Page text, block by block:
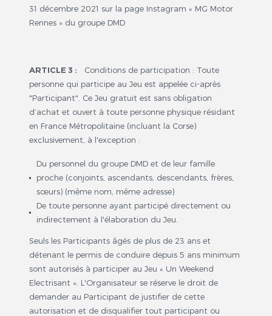
31 décembre 2021 sur la page Instagram « MG Motor
Rennes » du groupe DMD
ARTICLE 3 : Conditions de participation : Toute
personne qui participe au Jeu est appelée ci-après
"Participant". Ce Jeu gratuit est sans obligation
d’achat et ouvert à toute personne physique résidant
en France Métropolitaine (incluant la Corse)
exclusivement, à l'exception :
Du personnel du groupe DMD et de leur famille
proche (conjoints, ascendants, descendants, frères,
sœurs) (même nom, même adresse)
De toute personne ayant participé directement ou
indirectement à l'élaboration du Jeu.
Seuls les Participants âgés de plus de 23 ans et
détenant le permis de conduire depuis 5 ans minimum
sont autorisés à participer au Jeu « Un Weekend
Electrisant ». L'Organisateur se réserve le droit de
demander au Participant de justifier de cette
autorisation et de disqualifier tout participant ou